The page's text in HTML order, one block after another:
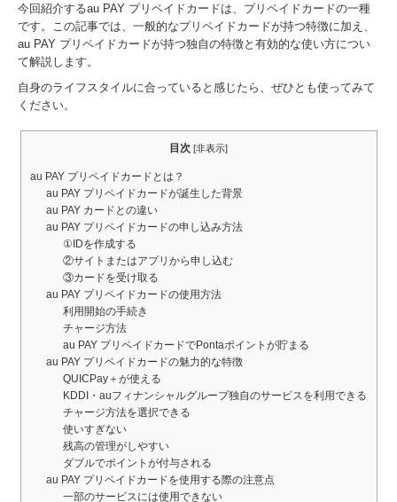
今回紹介するau PAY プリペイドカードは、プリペイドカードの一種
です。この記事では、一般的なプリペイドカードが持つ特徴に加え、
au PAY プリペイドカードが持つ独自の特徴と有効的な使い方につい
て解説します。
自身のライフスタイルに合っていると感じたら、ぜひとも使ってみて
ください。
目次 [非表示]
au PAY プリペイドカードとは？
au PAY プリペイドカードが誕生した背景
au PAY カードとの違い
au PAY プリペイドカードの申し込み方法
①IDを作成する
②サイトまたはアプリから申し込む
③カードを受け取る
au PAY プリペイドカードの使用方法
利用開始の手続き
チャージ方法
au PAY プリペイドカードでPontaポイントが貯まる
au PAY プリペイドカードの魅力的な特徴
QUICPay＋が使える
KDDI・auフィナンシャルグループ独自のサービスを利用できる
チャージ方法を選択できる
使いすぎない
残高の管理がしやすい
ダブルでポイントが付与される
au PAY プリペイドカードを使用する際の注意点
一部のサービスには使用できない